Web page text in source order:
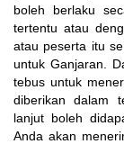
boleh berlaku
tertentu atau
atau peserta itu
untuk Ganjaran.
tebus untuk
diberikan dalam
lanjut boleh
Anda akan